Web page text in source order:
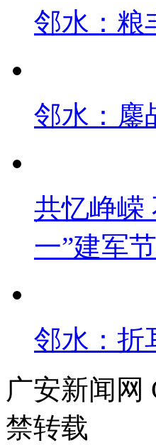
邻水：粮
邻水：鏖
共忆峥嵘
一”建军
邻水：折
广安新闻网
禁转载